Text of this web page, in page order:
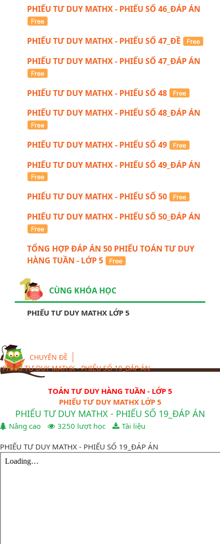
PHIẾU TƯ DUY MATHX - PHIẾU SỐ 46_ĐÁP ÁN
PHIẾU TƯ DUY MATHX - PHIẾU SỐ 47_ĐỀ
PHIẾU TƯ DUY MATHX - PHIẾU SỐ 47_ĐÁP ÁN
PHIẾU TƯ DUY MATHX - PHIẾU SỐ 48
PHIẾU TƯ DUY MATHX - PHIẾU SỐ 48_ĐÁP ÁN
PHIẾU TƯ DUY MATHX - PHIẾU SỐ 49
PHIẾU TƯ DUY MATHX - PHIẾU SỐ 49_ĐÁP ÁN
PHIẾU TƯ DUY MATHX - PHIẾU SỐ 50
PHIẾU TƯ DUY MATHX - PHIẾU SỐ 50_ĐÁP ÁN
TỔNG HỢP ĐÁP ÁN 50 PHIẾU TOÁN TƯ DUY
HÀNG TUẦN - LỚP 5
CÙNG KHÓA HỌC
PHIẾU TƯ DUY MATHX LỚP 5
CHUYÊN ĐỀ
PHIẾU TƯ DUY MATHX - PHIẾU SỐ 19_ĐÁP ÁN
TOÁN TƯ DUY HÀNG TUẦN - LỚP 5
PHIẾU TƯ DUY MATHX LỚP 5
PHIẾU TƯ DUY MATHX - PHIẾU SỐ 19_ĐÁP ÁN
Nâng cao 3250 lượt học Tài liệu
PHIẾU TƯ DUY MATHX - PHIẾU SỐ 19_ĐÁP ÁN